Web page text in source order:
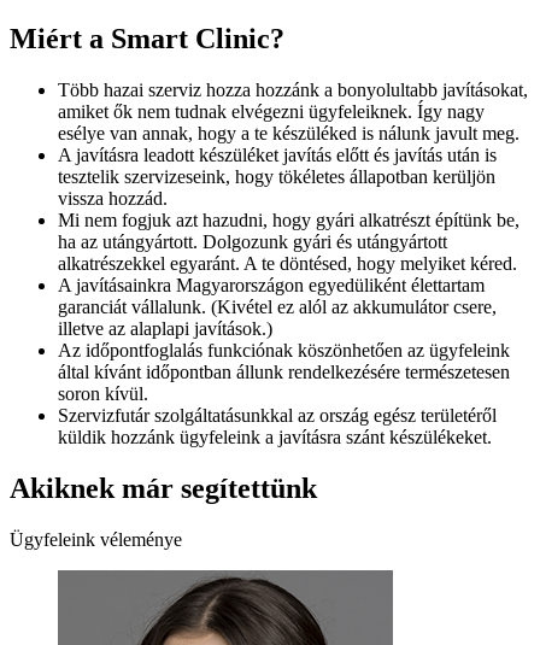
Miért a Smart Clinic?
Több hazai szerviz hozza hozzánk a bonyolultabb javításokat,
amiket ők nem tudnak elvégezni ügyfeleiknek. Így nagy
esélye van annak, hogy a te készüléked is nálunk javult meg.
A javításra leadott készüléket javítás előtt és javítás után is
tesztelik szervizeseink, hogy tökéletes állapotban kerüljön
vissza hozzád.
Mi nem fogjuk azt hazudni, hogy gyári alkatrészt építünk be,
ha az utángyártott. Dolgozunk gyári és utángyártott
alkatrészekkel egyaránt. A te döntésed, hogy melyiket kéred.
A javításainkra Magyarországon egyedüliként élettartam
garanciát vállalunk. (Kivétel ez alól az akkumulátor csere,
illetve az alaplapi javítások.)
Az időpontfoglalás funkciónak köszönhetően az ügyfeleink
által kívánt időpontban állunk rendelkezésére természetesen
soron kívül.
Szervizfutár szolgáltatásunkkal az ország egész területéről
küldik hozzánk ügyfeleink a javításra szánt készülékeket.
Akiknek már segítettünk
Ügyfeleink véleménye